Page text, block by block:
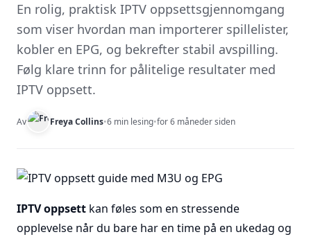
En rolig, praktisk IPTV oppsettsgjennomgang
som viser hvordan man importerer spillelister,
kobler en EPG, og bekrefter stabil avspilling.
Følg klare trinn for pålitelige resultater med
IPTV oppsett.
Av Freya Collins•6 min lesing•for 6 måneder siden
IPTV oppsett kan føles som en stressende
opplevelse når du bare har en time på en ukedag og